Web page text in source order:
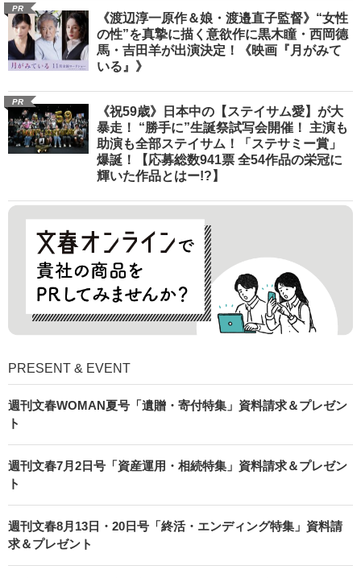
PR
《渡辺淳一原作＆娘・渡邉直子監督》“女性
の性”を真摯に描く意欲作に黒木瞳・西岡德
馬・吉田羊が出演決定！《映画『月がみて
いる』》
PR
《祝59歳》日本中の【ステイサム愛】が大
暴走！ “勝手に”生誕祭試写会開催！ 主演も
助演も全部ステイサム！「ステサミー賞」
爆誕！【応募総数941票 全54作品の栄冠に
輝いた作品とはー!?】
PRESENT & EVENT
週刊文春WOMAN夏号「遺贈・寄付特集」資料請求＆プレゼン
ト
週刊文春7月2日号「資産運用・相続特集」資料請求＆プレゼン
ト
週刊文春8月13日・20日号「終活・エンディング特集」資料請
求＆プレゼント